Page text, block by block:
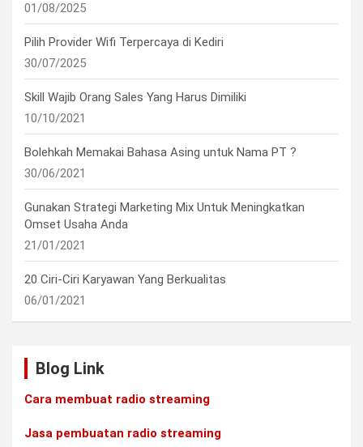
01/08/2025
Pilih Provider Wifi Terpercaya di Kediri
30/07/2025
Skill Wajib Orang Sales Yang Harus Dimiliki
10/10/2021
Bolehkah Memakai Bahasa Asing untuk Nama PT ?
30/06/2021
Gunakan Strategi Marketing Mix Untuk Meningkatkan
Omset Usaha Anda
21/01/2021
20 Ciri-Ciri Karyawan Yang Berkualitas
06/01/2021
Blog Link
Cara membuat radio streaming
Jasa pembuatan radio streaming